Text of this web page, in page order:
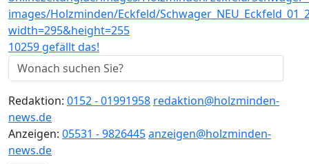
10259 gefällt das!
Redaktion: 0152 - 01991958 redaktion@holzminden-
news.de
Anzeigen: 05531 - 9826445anzeigen@holzminden-
news.de